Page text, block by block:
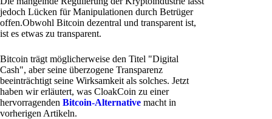
jedoch Lücken für Manipulationen durch Betrüger
offen.Obwohl Bitcoin dezentral und transparent ist,
ist es etwas zu transparent.
Bitcoin trägt möglicherweise den Titel "Digital
Cash", aber seine überzogene Transparenz
beeinträchtigt seine Wirksamkeit als solches. Jetzt
haben wir erläutert, was CloakCoin zu einer
hervorragenden Bitcoin-Alternative macht in
vorherigen Artikeln.